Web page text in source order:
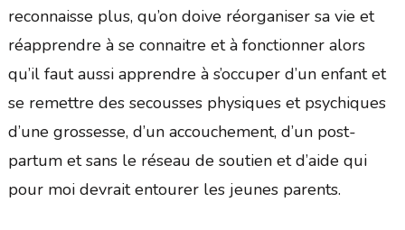
reconnaisse plus, qu’on doive réorganiser sa vie et
réapprendre à se connaitre et à fonctionner alors
qu’il faut aussi apprendre à s’occuper d’un enfant et
se remettre des secousses physiques et psychiques
d’une grossesse, d’un accouchement, d’un post-
partum et sans le réseau de soutien et d’aide qui
pour moi devrait entourer les jeunes parents.